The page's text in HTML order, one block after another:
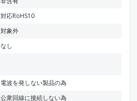
対応RoHS10
対象外
なし
電波を発しない製品の為
公衆回線に接続しない為